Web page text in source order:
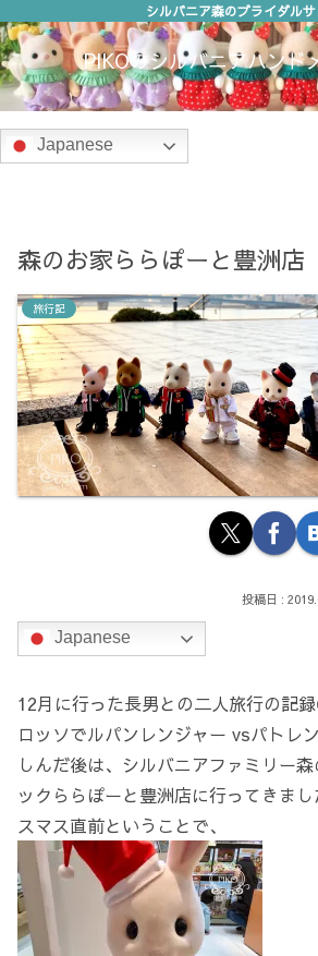
PIKOのシルバニアハンド
シルバニア森のブライダル
Japanese
森のお家ららぽーと豊洲店
旅行記
Japanese
12月に行った長男との二人旅行の記
ロッソでルパンレンジャー vsパトレ
しんだ後は、シルバニアファミリー
ックららぽーと豊洲店に行ってきまし
スマス直前ということで、